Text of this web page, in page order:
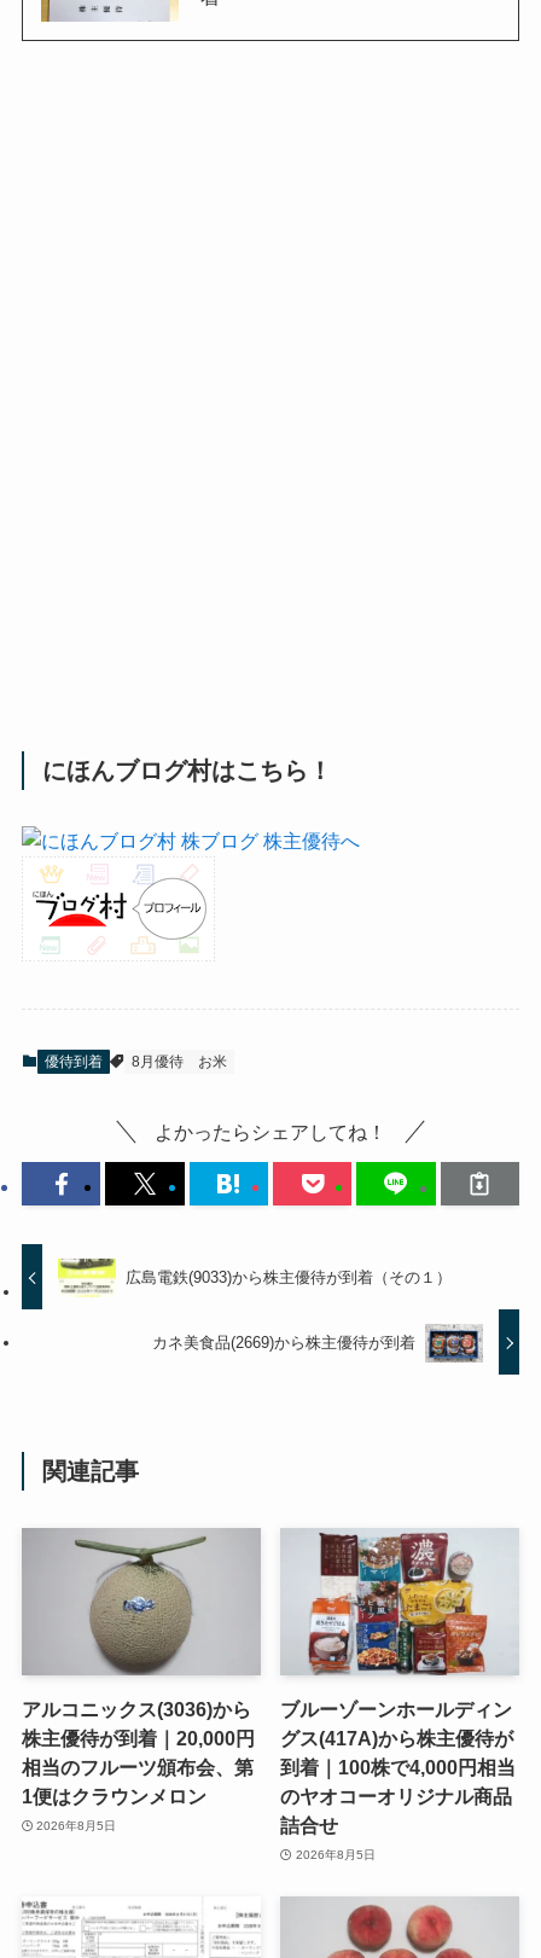
にほんブログ村はこちら！
優待到着 8月優待 お米
よかったらシェアしてね！
広島電鉄(9033)から株主優待が到着（その１）
カネ美食品(2669)から株主優待が到着
関連記事
アルコニックス(3036)から
株主優待が到着｜20,000円
相当のフルーツ頒布会、第
1便はクラウンメロン
2026年8月5日
ブルーゾーンホールディン
グス(417A)から株主優待が
到着｜100株で4,000円相当
のヤオコーオリジナル商品
詰合せ
2026年8月5日